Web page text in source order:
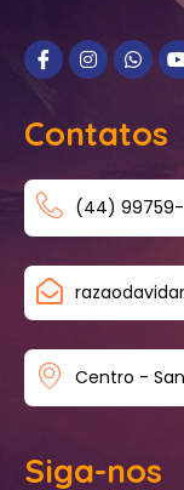
Contatos
(44) 99759-
Centro -
Siga-nos